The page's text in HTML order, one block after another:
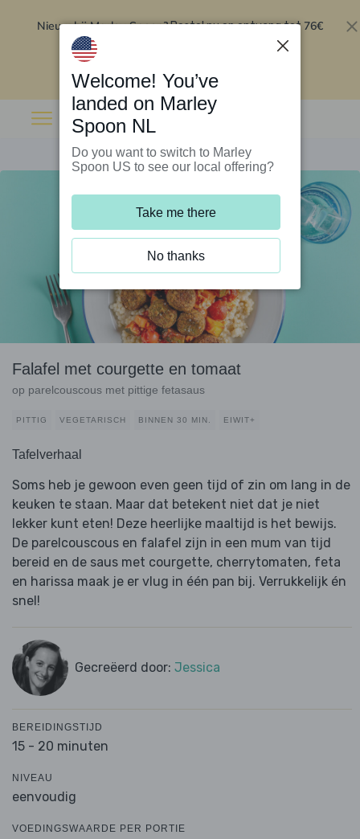
Nieuw bij Marley Spoon?Bestel nu en ontvang tot 76€
Falafel met courgette en tomaat
op parelcouscous met pittige fetasaus
PITTIG VEGETARISCH BINNEN 30 MIN. EIWIT+
Tafelverhaal
Soms heb je gewoon even geen tijd of zin om lang in de
keuken te staan. Maar dat betekent niet dat je niet
lekker kunt eten! Deze heerlijke maaltijd is het bewijs.
De parelcouscous en falafel zijn in een mum van tijd
bereid en de saus met courgette, cherrytomaten, feta
en harissa maak je er vlug in één pan bij. Verrukkelijk én
snel!
Gecreëerd door: Jessica
BEREIDINGSTIJD
15 - 20 minuten
NIVEAU
eenvoudig
VOEDINGSWAARDE PER PORTIE
Welcome! You’ve
landed on Marley
Spoon NL
Do you want to switch to Marley
Spoon US to see our local offering?
Take me there
No thanks